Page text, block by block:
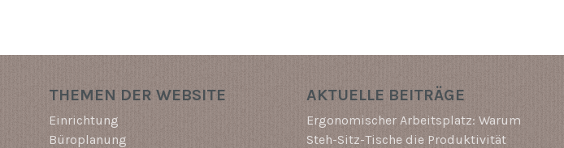
THEMEN DER WEBSITE
Einrichtung
Büroplanung
AKTUELLE BEITRÄGE
Ergonomischer Arbeitsplatz: Warum
Steh-Sitz-Tische die Produktivität